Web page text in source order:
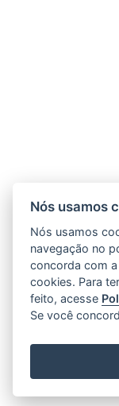
Nós usamos
Nós usamos
navegação no
concorda com
cookies. Para
feito, acesse
Se você